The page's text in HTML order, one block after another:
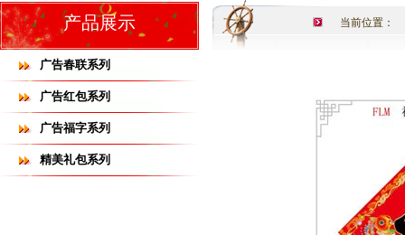
产品展示
广告春联系列
广告红包系列
广告福字系列
精美礼包系列
当前位置：